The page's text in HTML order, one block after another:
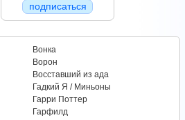
подписаться
Вонка
Ворон
Восставший из ада
Гадкий Я / Миньоны
Гарри Поттер
Гарфилд